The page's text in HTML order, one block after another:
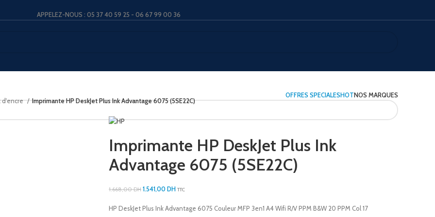
APPELEZ-NOUS : 05 37 40 59 25 - 06 67 99 00 36
OFFRES SPECIALESHOTNOS MARQUES
d'encre
Imprimante HP DeskJet Plus Ink Advantage 6075 (5SE22C)
Imprimante HP DeskJet Plus Ink
Advantage 6075 (5SE22C)
1.668,00DH 1.541,00DH TTC
HP DeskJet Plus Ink Advantage 6075 Couleur MFP 3en1 A4 Wifi R/V PPM B&W 20 PPM Col 17